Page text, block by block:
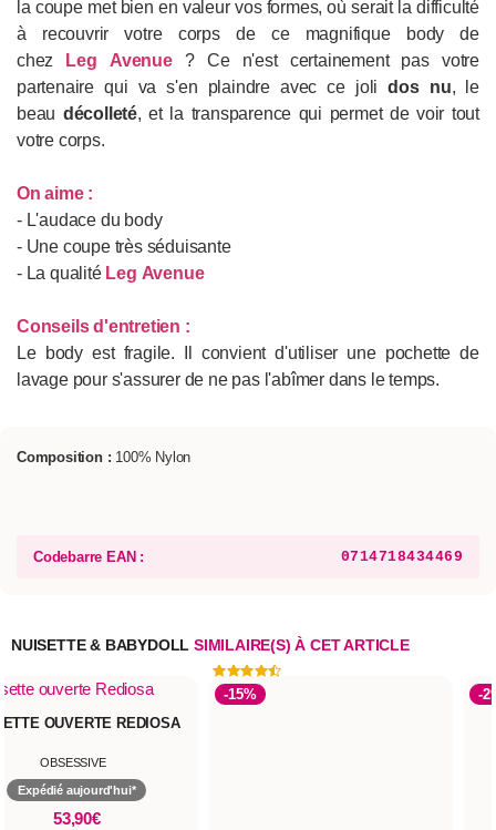
la coupe met bien en valeur vos formes, où serait la difficulté
à recouvrir votre corps de ce magnifique body de
chez
Leg Avenue? Ce n'est certainement pas votre
partenaire qui va s'en plaindre avec ce jolidos nu, le
beau décolleté, et la transparence qui permet de voir tout
votre corps.
On aime :
- L'audace du body
- Une coupe très séduisante
- La qualité Leg Avenue
Conseils d'entretien :
Le body est fragile. Il convient d'utiliser une pochette de
lavage pour s'assurer de ne pas l'abîmer dans le temps.
Composition : 100% Nylon
Codebarre EAN : 0714718434469
NUISETTE & BABYDOLL SIMILAIRE(S) À CET ARTICLE
OUVERTE REDIOSA
OBSESSIVE
Expédié aujourd'hui*
53,90€
-15% -